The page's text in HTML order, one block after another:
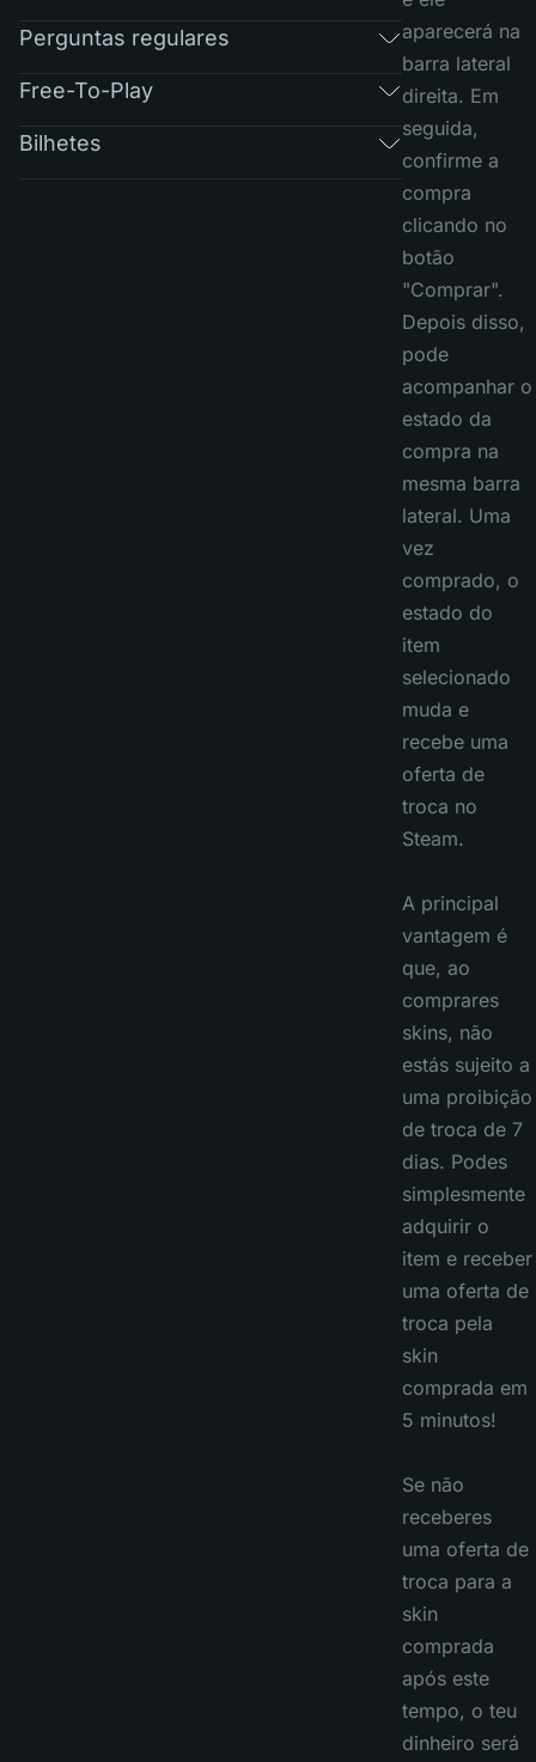
Perguntas regulares
Free-To-Play
Bilhetes
aparecerá na
barra lateral
direita. Em
seguida,
confirme a
compra
clicando no
botão
"Comprar".
Depois disso,
pode
acompanhar o
estado da
compra na
mesma barra
lateral. Uma
vez
comprado, o
estado do
item
selecionado
muda e
recebe uma
oferta de
troca no
Steam.
A principal
vantagem é
que, ao
comprares
skins, não
estás sujeito a
uma proibição
de troca de 7
dias. Podes
simplesmente
adquirir o
item e receber
uma oferta de
troca pela
skin
comprada em
5 minutos!
Se não
receberes
uma oferta de
troca para a
skin
comprada
após este
tempo, o teu
dinheiro será